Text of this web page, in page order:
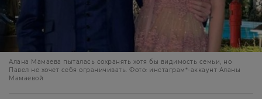
Алана Мамаева пыталась сохранять хотя бы видимость семьи, но
Павел не хочет себя ограничивать. Фото: инстаграм*-аккаунт Аланы
Мамаевой